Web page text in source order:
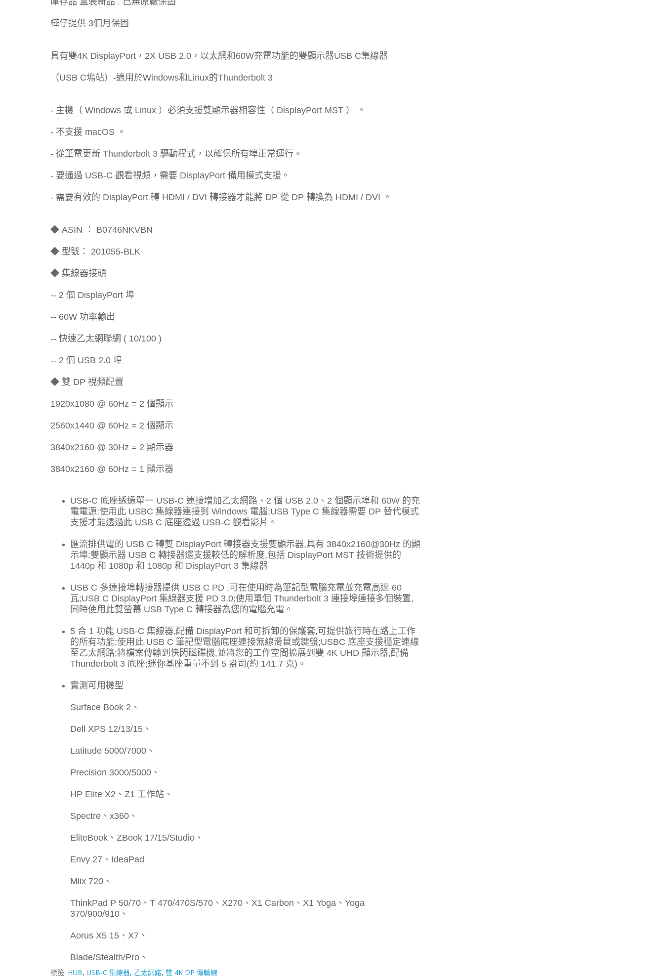
樺仔提供 3個月保固
具有雙4K DisplayPort，2X USB 2.0，以太網和60W充電功能的雙顯示器USB C集線器
（USB C塢站）-適用於Windows和Linux的Thunderbolt 3
- 主機（ Windows 或 Linux ）必須支援雙顯示器相容性（ DisplayPort MST ） 。
- 不支援 macOS 。
- 從筆電更新 Thunderbolt 3 驅動程式，以確保所有埠正常運行。
- 要通過 USB-C 觀看視頻，需要 DisplayPort 備用模式支援。
- 需要有效的 DisplayPort 轉 HDMI / DVI 轉接器才能將 DP 從 DP 轉換為 HDMI / DVI 。
◆ ASIN ： B0746NKVBN
◆ 型號： 201055-BLK
◆ 集線器接頭
-- 2 個 DisplayPort 埠
-- 60W 功率輸出
-- 快速乙太網聯網 ( 10/100 )
-- 2 個 USB 2.0 埠
◆ 雙 DP 視頻配置
1920x1080 @ 60Hz = 2 個顯示
2560x1440 @ 60Hz = 2 個顯示
3840x2160 @ 30Hz = 2 顯示器
3840x2160 @ 60Hz = 1 顯示器
USB-C 底座透過單一 USB-C 連接增加乙太網路、2 個 USB 2.0、2 個顯示埠和 60W 的充
電電源;使用此 USBC 集線器連接到 Windows 電腦;USB Type C 集線器需要 DP 替代模式
支援才能透過此 USB C 底座透過 USB-C 觀看影片。
匯流排供電的 USB C 轉雙 DisplayPort 轉接器支援雙顯示器,具有 3840x2160@30Hz 的顯
示埠;雙顯示器 USB C 轉接器還支援較低的解析度,包括 DisplayPort MST 技術提供的
1440p 和 1080p 和 1080p 和 DisplayPort 3 集線器
USB C 多連接埠轉接器提供 USB C PD ,可在使用時為筆記型電腦充電並充電高達 60
瓦;USB C DisplayPort 集線器支援 PD 3.0;使用單個 Thunderbolt 3 連接埠連接多個裝置,
同時使用此雙螢幕 USB Type C 轉接器為您的電腦充電。
5 合 1 功能 USB-C 集線器,配備 DisplayPort 和可拆卸的保護套,可提供旅行時在路上工作
的所有功能;使用此 USB C 筆記型電腦底座連接無線滑鼠或鍵盤;USBC 底座支援穩定連線
至乙太網路;將檔案傳輸到快閃磁碟機,並將您的工作空間擴展到雙 4K UHD 顯示器,配備
Thunderbolt 3 底座;迷你基座重量不到 5 盎司(約 141.7 克)。
實測可用機型
Surface Book 2、
Dell XPS 12/13/15、
Latitude 5000/7000、
Precision 3000/5000、
HP Elite X2、Z1 工作站、
Spectre、x360、
EliteBook、ZBook 17/15/Studio、
Envy 27、IdeaPad
Miix 720、
ThinkPad P 50/70、T 470/470S/570、X270、X1 Carbon、X1 Yoga、Yoga
370/900/910、
Aorus X5 15、X7、
Blade/Stealth/Pro、
標籤: HUB, USB-C 集線器, 乙太網路, 雙 4K DP 傳輸線